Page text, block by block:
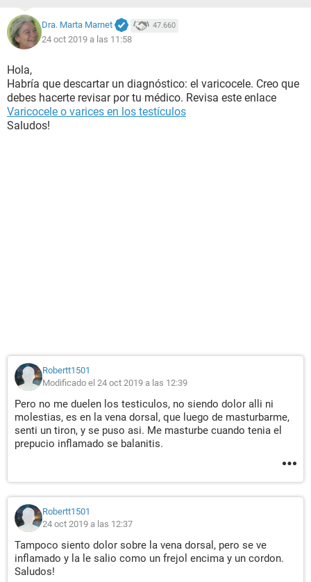
Dra. Marta Marnet 47.660
24 oct 2019 a las 11:58
Hola,
Habría que descartar un diagnóstico: el varicocele. Creo que
debes hacerte revisar por tu médico. Revisa este enlace
Varicocele o varices en los testículos
Saludos!
Robertt1501
Modificado el 24 oct 2019 a las 12:39
Pero no me duelen los testiculos, no siendo dolor alli ni
molestias, es en la vena dorsal, que luego de masturbarme,
senti un tiron, y se puso asi. Me masturbe cuando tenia el
prepucio inflamado se balanitis.
Robertt1501
24 oct 2019 a las 12:37
Tampoco siento dolor sobre la vena dorsal, pero se ve
inflamado y la le salio como un frejol encima y un cordon.
Saludos!